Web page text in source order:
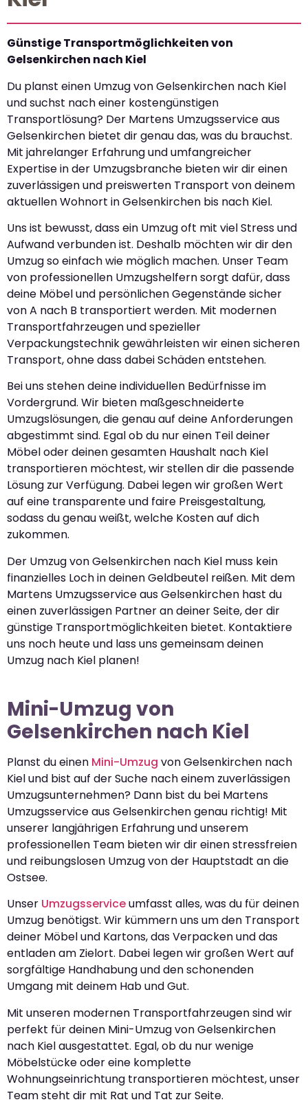
Günstige Transportmöglichkeiten von
Gelsenkirchen nach Kiel
Du planst einen Umzug von Gelsenkirchen nach Kiel
und suchst nach einer kostengünstigen
Transportlösung? Der Martens Umzugsservice aus
Gelsenkirchen bietet dir genau das, was du brauchst.
Mit jahrelanger Erfahrung und umfangreicher
Expertise in der Umzugsbranche bieten wir dir einen
zuverlässigen und preiswerten Transport von deinem
aktuellen Wohnort in Gelsenkirchen bis nach Kiel.
Uns ist bewusst, dass ein Umzug oft mit viel Stress und
Aufwand verbunden ist. Deshalb möchten wir dir den
Umzug so einfach wie möglich machen. Unser Team
von professionellen Umzugshelfern sorgt dafür, dass
deine Möbel und persönlichen Gegenstände sicher
von A nach B transportiert werden. Mit modernen
Transportfahrzeugen und spezieller
Verpackungstechnik gewährleisten wir einen sicheren
Transport, ohne dass dabei Schäden entstehen.
Bei uns stehen deine individuellen Bedürfnisse im
Vordergrund. Wir bieten maßgeschneiderte
Umzugslösungen, die genau auf deine Anforderungen
abgestimmt sind. Egal ob du nur einen Teil deiner
Möbel oder deinen gesamten Haushalt nach Kiel
transportieren möchtest, wir stellen dir die passende
Lösung zur Verfügung. Dabei legen wir großen Wert
auf eine transparente und faire Preisgestaltung,
sodass du genau weißt, welche Kosten auf dich
zukommen.
Der Umzug von Gelsenkirchen nach Kiel muss kein
finanzielles Loch in deinen Geldbeutel reißen. Mit dem
Martens Umzugsservice aus Gelsenkirchen hast du
einen zuverlässigen Partner an deiner Seite, der dir
günstige Transportmöglichkeiten bietet. Kontaktiere
uns noch heute und lass uns gemeinsam deinen
Umzug nach Kiel planen!
Mini-Umzug von
Gelsenkirchen nach Kiel
Planst du einen Mini-Umzug von Gelsenkirchen nach
Kiel und bist auf der Suche nach einem zuverlässigen
Umzugsunternehmen? Dann bist du bei Martens
Umzugsservice aus Gelsenkirchen genau richtig! Mit
unserer langjährigen Erfahrung und unserem
professionellen Team bieten wir dir einen stressfreien
und reibungslosen Umzug von der Hauptstadt an die
Ostsee.
Unser Umzugsserviceumfasst alles, was du für deinen
Umzug benötigst. Wir kümmern uns um den Transport
deiner Möbel und Kartons, das Verpacken und das
entladen am Zielort. Dabei legen wir großen Wert auf
sorgfältige Handhabung und den schonenden
Umgang mit deinem Hab und Gut.
Mit unseren modernen Transportfahrzeugen sind wir
perfekt für deinen Mini-Umzug von Gelsenkirchen
nach Kiel ausgestattet. Egal, ob du nur wenige
Möbelstücke oder eine komplette
Wohnungseinrichtung transportieren möchtest, unser
Team steht dir mit Rat und Tat zur Seite.